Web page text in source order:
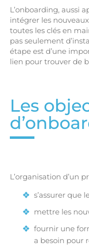
L’onboarding, aussi
intégrer les
toutes les clés en
pas seulement
étape est d’une
lien pour trouver de
Les
L’organisation d’un
s’assurer que
mettre les
fournir une
a besoin pour